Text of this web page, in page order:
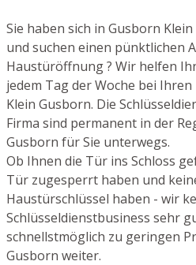
Sie haben sich in Gusborn
und suchen einen pünktlichen
Haustüröffnung ? Wir helfen
jedem Tag der Woche bei
Klein Gusborn. Die
Firma sind permanent in der
Gusborn für Sie unterwegs.
Ob Ihnen die Tür ins Schloss
Tür zugesperrt haben und
Haustürschlüssel haben - wir
Schlüsseldienstbusiness sehr
schnellstmöglich zu geringen
Gusborn weiter.